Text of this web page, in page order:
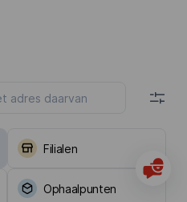
Filialen
Ophaalpunten